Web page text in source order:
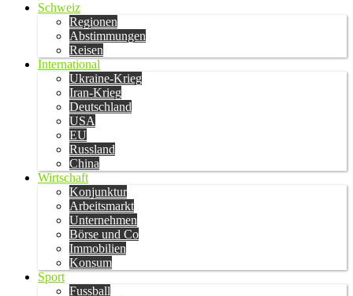
Schweiz
Regionen
Abstimmungen
Reisen
International
Ukraine-Krieg
Iran-Krieg
Deutschland
USA
EU
Russland
China
Wirtschaft
Konjunktur
Arbeitsmarkt
Unternehmen
Börse und Co
Immobilien
Konsum
Sport
Fussball